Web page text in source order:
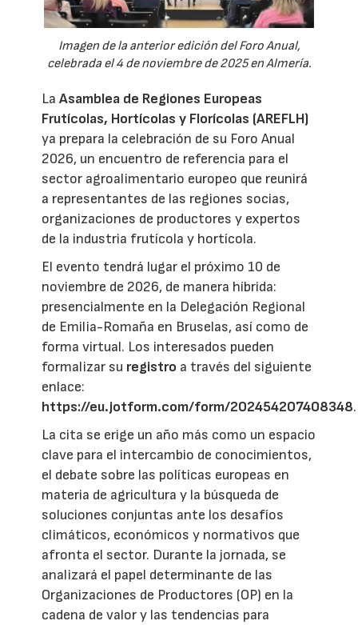
Imagen de la anterior edición del Foro Anual,
celebrada el 4 de noviembre de 2025 en Almería.
LaAsamblea de Regiones Europeas
Frutícolas, Hortícolas y Florícolas (AREFLH)
ya prepara la celebración de su Foro Anual
2026, un encuentro de referencia para el
sector agroalimentario europeo que reunirá
a representantes de las regiones socias,
organizaciones de productores y expertos
de la industria frutícola y hortícola.
El evento tendrá lugar el próximo 10 de
noviembre de 2026, de manera híbrida:
presencialmente en la Delegación Regional
de Emilia-Romaña en Bruselas, así como de
forma virtual. Los interesados pueden
formalizar su registro a través del siguiente
enlace:
https://eu.jotform.com/form/202454207408348.
La cita se erige un año más como un espacio
clave para el intercambio de conocimientos,
el debate sobre las políticas europeas en
materia de agricultura y la búsqueda de
soluciones conjuntas ante los desafíos
climáticos, económicos y normativos que
afronta el sector. Durante la jornada, se
analizará el papel determinante de las
Organizaciones de Productores (OP) en la
cadena de valor y las tendencias para